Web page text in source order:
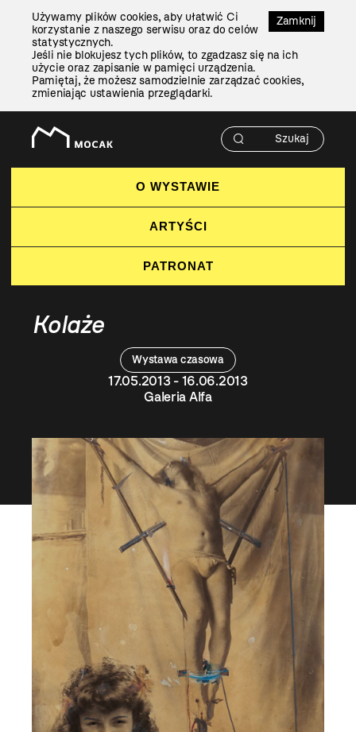
Zamknij
Używamy plików cookies, aby ułatwić Ci
korzystanie z naszego serwisu oraz do celów
statystycznych.
Jeśli nie blokujesz tych plików, to zgadzasz się na ich
użycie oraz zapisanie w pamięci urządzenia.
Pamiętaj, że możesz samodzielnie zarządzać cookies,
zmieniając ustawienia przeglądarki.
O WYSTAWIE
ARTYŚCI
PATRONAT
Wystawa czasowa
17.05.2013 - 16.06.2013
Galeria Alfa
Kolaże